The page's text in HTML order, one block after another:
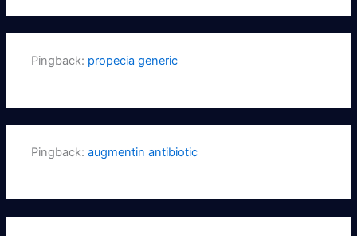
Pingback: propecia generic
Pingback:augmentin antibiotic